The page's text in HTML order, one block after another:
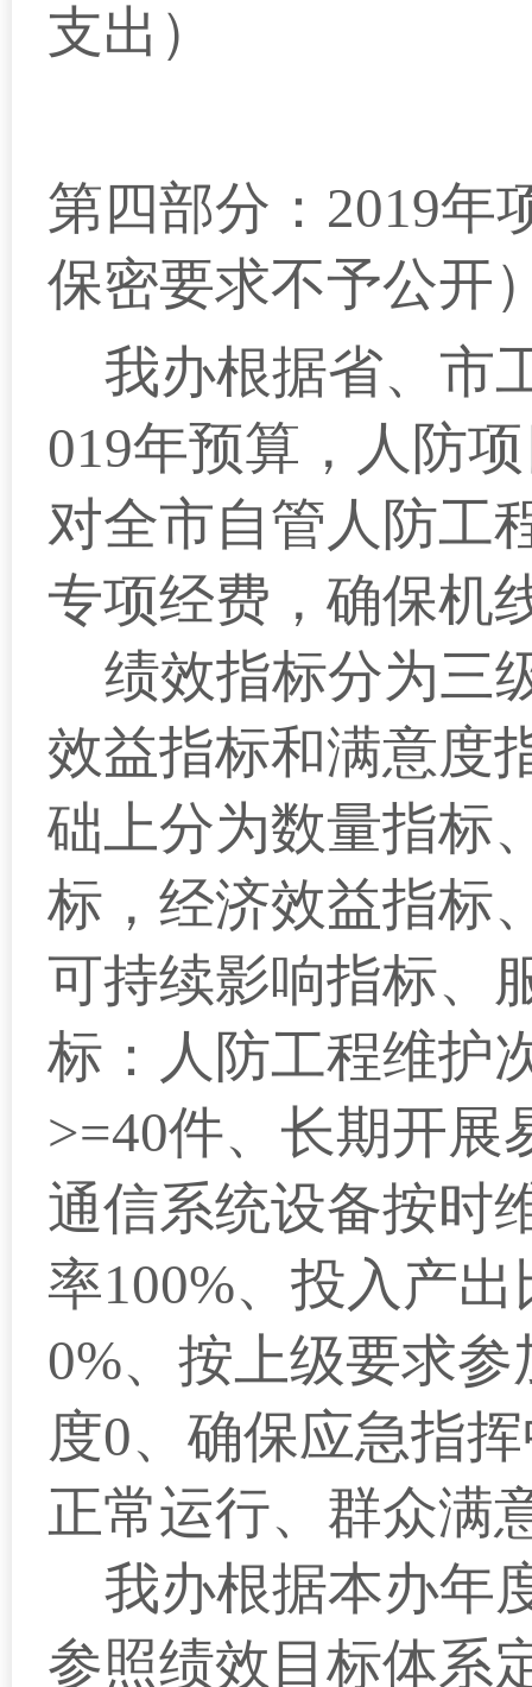
支出 ）
第四部分：2019年
保密要求不予公开
我办根据省、市
019年预算，人防
对全市自管人防工
专项经费，确保机
绩效指标分为三
效益指标和满意度
础上分为数量指标
标，经济效益指标
可持续影响指标、
标：人防工程维护
>=40件、长期开展
通信系统设备按时
率100%、投入产
0%、按上级要求
度0、确保应急指
正常运行、群众满
我办根据本办年
参照绩效目标体系